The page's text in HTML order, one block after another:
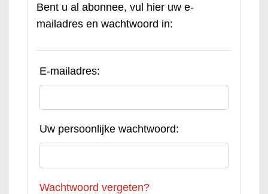
Bent u al abonnee, vul hier uw e-
mailadres en wachtwoord in:
E-mailadres:
Uw persoonlijke wachtwoord:
Wachtwoord vergeten?